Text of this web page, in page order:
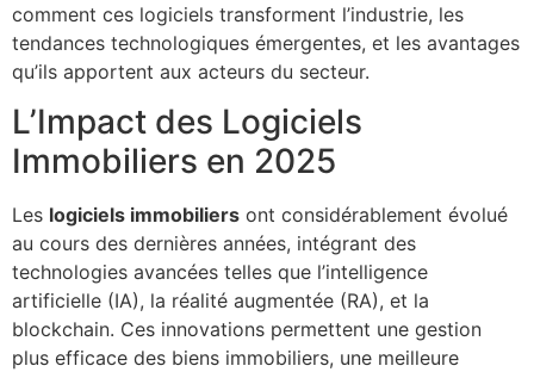
comment ces logiciels transforment l’industrie, les
tendances technologiques émergentes, et les avantages
qu’ils apportent aux acteurs du secteur.
L’Impact des Logiciels
Immobiliers en 2025
Les logiciels immobiliers ont considérablement évolué
au cours des dernières années, intégrant des
technologies avancées telles que l’intelligence
artificielle (IA), la réalité augmentée (RA), et la
blockchain. Ces innovations permettent une gestion
plus efficace des biens immobiliers, une meilleure